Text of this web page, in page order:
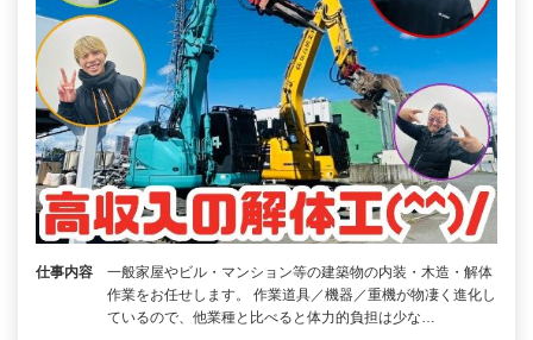
仕事内容
一般家屋やビル・マンション等の建築物の内装・木造・解体
作業をお任せします。 作業道具／機器／重機が物凄く進化し
ているので、他業種と比べると体力的負担は少な…